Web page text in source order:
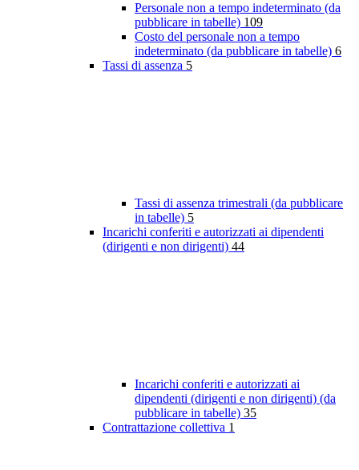
Personale non a tempo indeterminato (da
pubblicare in tabelle) 109
Costo del personale non a tempo
indeterminato (da pubblicare in tabelle) 6
Tassi di assenza 5
Tassi di assenza trimestrali (da pubblicare
in tabelle) 5
Incarichi conferiti e autorizzati ai dipendenti
(dirigenti e non dirigenti) 44
Incarichi conferiti e autorizzati ai
dipendenti (dirigenti e non dirigenti) (da
pubblicare in tabelle) 35
Contrattazione collettiva 1